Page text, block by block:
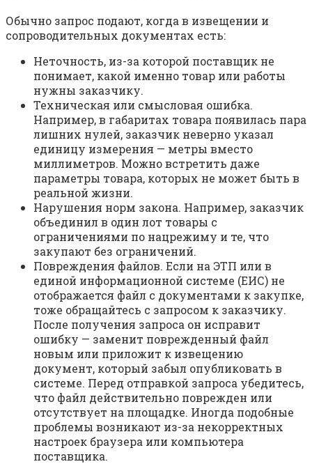
Обычно запрос подают, когда в извещении и
сопроводительных документах есть:
Неточность, из-за которой поставщик не
понимает, какой именно товар или работы
нужны заказчику.
Техническая или смысловая ошибка.
Например, в габаритах товара появилась пара
лишних нулей, заказчик неверно указал
единицу измерения — метры вместо
миллиметров. Можно встретить даже
параметры товара, которых не может быть в
реальной жизни.
Нарушения норм закона. Например, заказчик
объединил в один лот товары с
ограничениями по нацрежиму и те, что
закупают без ограничений.
Повреждения файлов. Если на ЭТП или в
единой информационной системе (ЕИС) не
отображается файл с документами к закупке,
тоже обращайтесь с запросом к заказчику.
После получения запроса он исправит
ошибку — заменит поврежденный файл
новым или приложит к извещению
документ, который забыл опубликовать в
системе. Перед отправкой запроса убедитесь,
что файл действительно поврежден или
отсутствует на площадке. Иногда подобные
проблемы возникают из-за некорректных
настроек браузера или компьютера
поставщика.